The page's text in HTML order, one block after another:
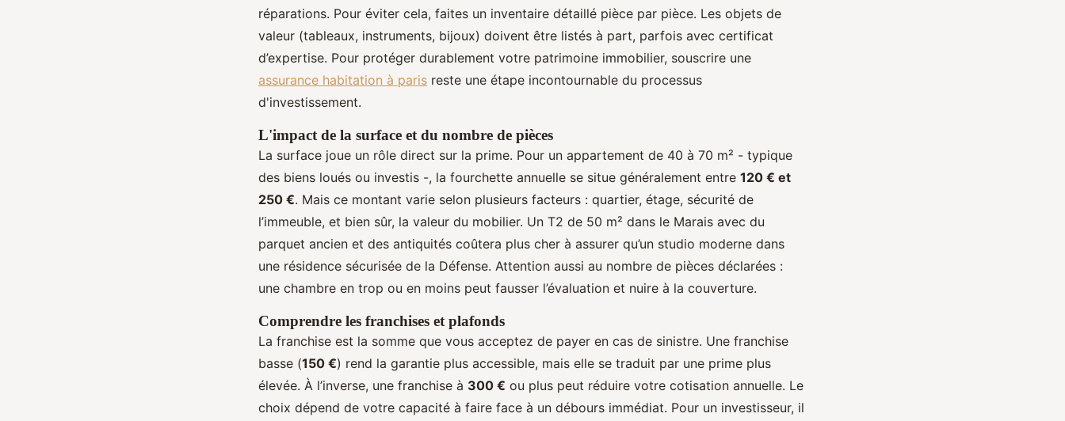
réparations. Pour éviter cela, faites un inventaire détaillé pièce par pièce. Les objets de
valeur (tableaux, instruments, bijoux) doivent être listés à part, parfois avec certificat
d’expertise. Pour protéger durablement votre patrimoine immobilier, souscrire une
assurance habitation à paris reste une étape incontournable du processus
d'investissement.
L'impact de la surface et du nombre de pièces
La surface joue un rôle direct sur la prime. Pour un appartement de 40 à 70 m² - typique
des biens loués ou investis -, la fourchette annuelle se situe généralement entre 120 € et
250 €. Mais ce montant varie selon plusieurs facteurs : quartier, étage, sécurité de
l’immeuble, et bien sûr, la valeur du mobilier. Un T2 de 50 m² dans le Marais avec du
parquet ancien et des antiquités coûtera plus cher à assurer qu’un studio moderne dans
une résidence sécurisée de la Défense. Attention aussi au nombre de pièces déclarées :
une chambre en trop ou en moins peut fausser l’évaluation et nuire à la couverture.
Comprendre les franchises et plafonds
La franchise est la somme que vous acceptez de payer en cas de sinistre. Une franchise
basse (150 €) rend la garantie plus accessible, mais elle se traduit par une prime plus
élevée. À l’inverse, une franchise à 300 € ou plus peut réduire votre cotisation annuelle. Le
choix dépend de votre capacité à faire face à un débours immédiat. Pour un investisseur, il